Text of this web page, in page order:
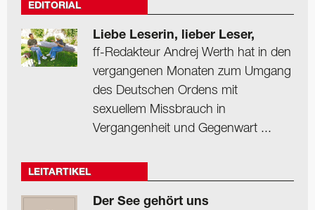
EDITORIAL
Liebe Leserin, lieber Leser,
ff-Redakteur Andrej Werth hat in den
vergangenen Monaten zum Umgang
des Deutschen Ordens mit
sexuellem Missbrauch in
Vergangenheit und Gegenwart ...
LEITARTIKEL
Der See gehört uns